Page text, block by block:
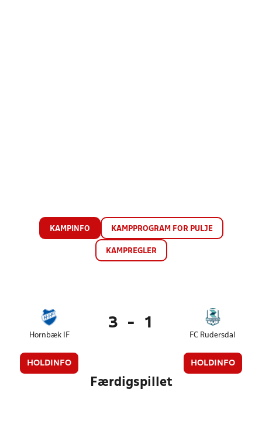
KAMPINFO KAMPPROGRAM FOR PULJE
KAMPREGLER
Hornbæk IF
HOLDINFO
3 - 1
FC Rudersdal
HOLDINFO
Færdigspillet